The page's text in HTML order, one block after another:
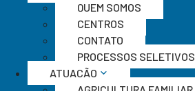
QUEM SOMOS
CENTROS
CONTATO
PROCESSOS SELETIVOS
ATUAÇÃO